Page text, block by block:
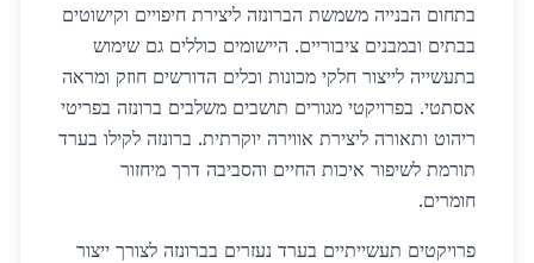
בתחום הבנייה משמשת הברונזה ליצירת חיפויים וקישוטים
בבתים ובמבנים ציבוריים. היישומים כוללים גם שימוש
בתעשייה לייצור חלקי מכונות וכלים הדורשים חוזק ומראה
אסתטי. בפרויקטי מגורים תושבים משלבים ברונזה בפריטי
ריהוט ותאורה ליצירת אווירה יוקרתית. ברונזה לקילו בערד
תורמת לשיפור איכות החיים והסביבה דרך מיחזור
חומרים.
פרויקטים תעשייתיים בערד נעזרים בברונזה לצורך ייצור